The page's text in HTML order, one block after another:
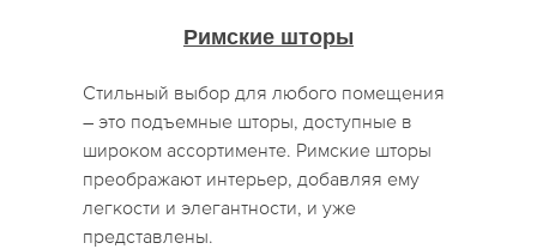
Римские шторы
Стильный выбор для любого помещения
– это подъемные шторы, доступные в
широком ассортименте. Римские шторы
преображают интерьер, добавляя ему
легкости и элегантности, и уже
представлены.